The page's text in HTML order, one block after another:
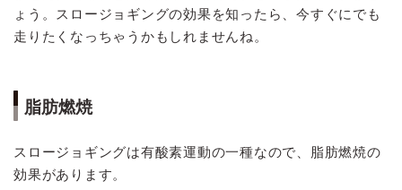
ょう。スロージョギングの効果を知ったら、今すぐにでも
走りたくなっちゃうかもしれませんね。
脂肪燃焼
スロージョギングは有酸素運動の一種なので、脂肪燃焼の
効果があります。